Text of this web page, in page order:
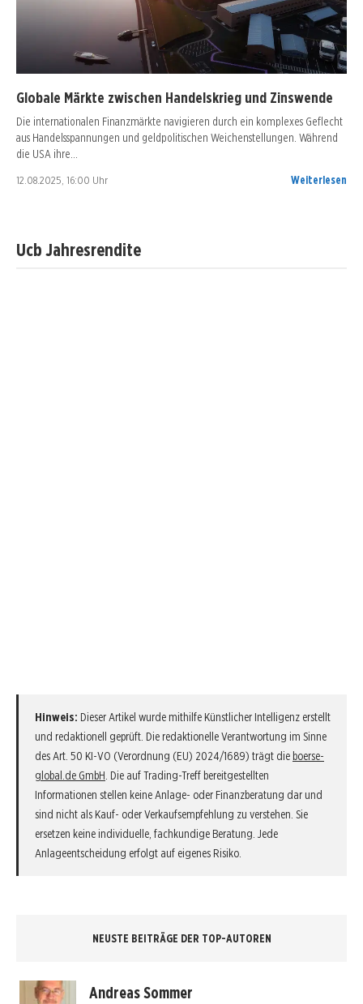
Globale Märkte zwischen Handelskrieg und Zinswende
Die internationalen Finanzmärkte navigieren durch ein komplexes Geflecht
aus Handelsspannungen und geldpolitischen Weichenstellungen. Während
die USA ihre…
12.08.2025, 16:00 Uhr Weiterlesen
Ucb Jahresrendite
Hinweis: Dieser Artikel wurde mithilfe Künstlicher Intelligenz erstellt
und redaktionell geprüft. Die redaktionelle Verantwortung im Sinne
des Art. 50 KI-VO (Verordnung (EU) 2024/1689) trägt die boerse-
global.de GmbH. Die auf Trading-Treff bereitgestellten
Informationen stellen keine Anlage- oder Finanzberatung dar und
sind nicht als Kauf- oder Verkaufsempfehlung zu verstehen. Sie
ersetzen keine individuelle, fachkundige Beratung. Jede
Anlageentscheidung erfolgt auf eigenes Risiko.
NEUSTE BEITRÄGE DER TOP-AUTOREN
Andreas Sommer